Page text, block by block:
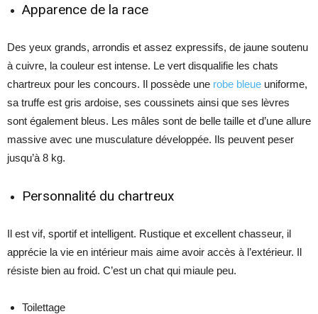
Apparence de la race
Des yeux grands, arrondis et assez expressifs, de jaune soutenu
à cuivre, la couleur est intense. Le vert disqualifie les chats
chartreux pour les concours. Il possède une robe bleue uniforme,
sa truffe est gris ardoise, ses coussinets ainsi que ses lèvres
sont également bleus. Les mâles sont de belle taille et d’une allure
massive avec une musculature développée. Ils peuvent peser
jusqu’à 8 kg.
Personnalité du chartreux
Il est vif, sportif et intelligent. Rustique et excellent chasseur, il
apprécie la vie en intérieur mais aime avoir accès à l’extérieur. Il
résiste bien au froid. C’est un chat qui miaule peu.
Toilettage